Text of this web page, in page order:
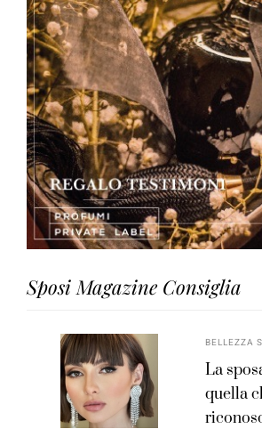
Sposi Magazine Consiglia
BELLEZZA
La
quella